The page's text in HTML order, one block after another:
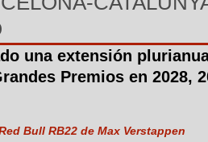
una extensión
Premios en 2028,
Bull RB22 de Max Verstappen